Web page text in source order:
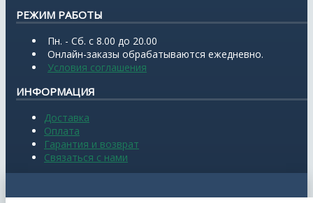
РЕЖИМ РАБОТЫ
Пн. - Сб. с 8.00 до 20.00
Онлайн-заказы обрабатываются ежедневно.
Условия соглашения
ИНФОРМАЦИЯ
Доставка
Оплата
Гарантия и возврат
Связаться с нами